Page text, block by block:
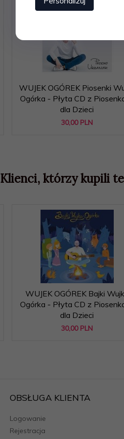
WUJEK OGÓREK Piosenki
Ogórka - Płyta CD z
dla Dzieci
30,00 PLN
Klienci, którzy kupili
WUJEK OGÓREK Bajki
Ogórka - Płyta CD z
dla Dzieci
30,00 PLN
OBSŁUGA KLIENTA
Logowanie
Rejestracja